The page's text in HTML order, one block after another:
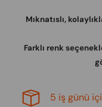
Mıknatıslı,
Farklı renk
5 iş günü